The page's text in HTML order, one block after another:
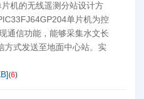
机的无线遥测分站设计方
单片机为控
通信功能，能够采集水文长
方式发送至地面中心站。实
](6)